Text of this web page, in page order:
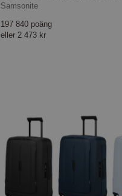
Samsonite
197 840 poäng
eller 2 473 kr